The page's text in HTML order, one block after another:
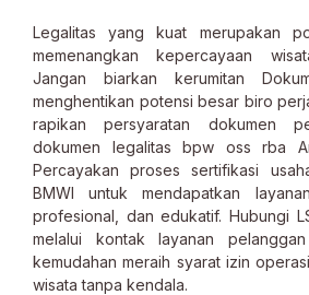
Legalitas yang kuat merupakan
memenangkan kepercayaan
Jangan biarkan kerumitan
menghentikan potensi besar biro
rapikan persyaratan dokumen
dokumen legalitas bpw oss rba
Percayakan proses sertifikasi
BMWI untuk mendapatkan
profesional, dan edukatif. Hubungi
melalui kontak layanan
kemudahan meraih syarat izin
wisata tanpa kendala.